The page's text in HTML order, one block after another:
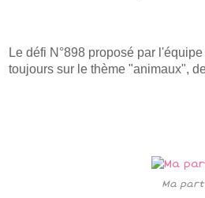
Le défi N°898 proposé par
toujours sur le thème "animaux",
Ma